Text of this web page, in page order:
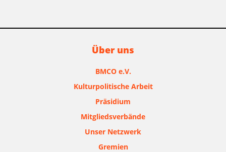
Über uns
BMCO e.V.
Kulturpolitische Arbeit
Präsidium
Mitgliedsverbände
Unser Netzwerk
Gremien